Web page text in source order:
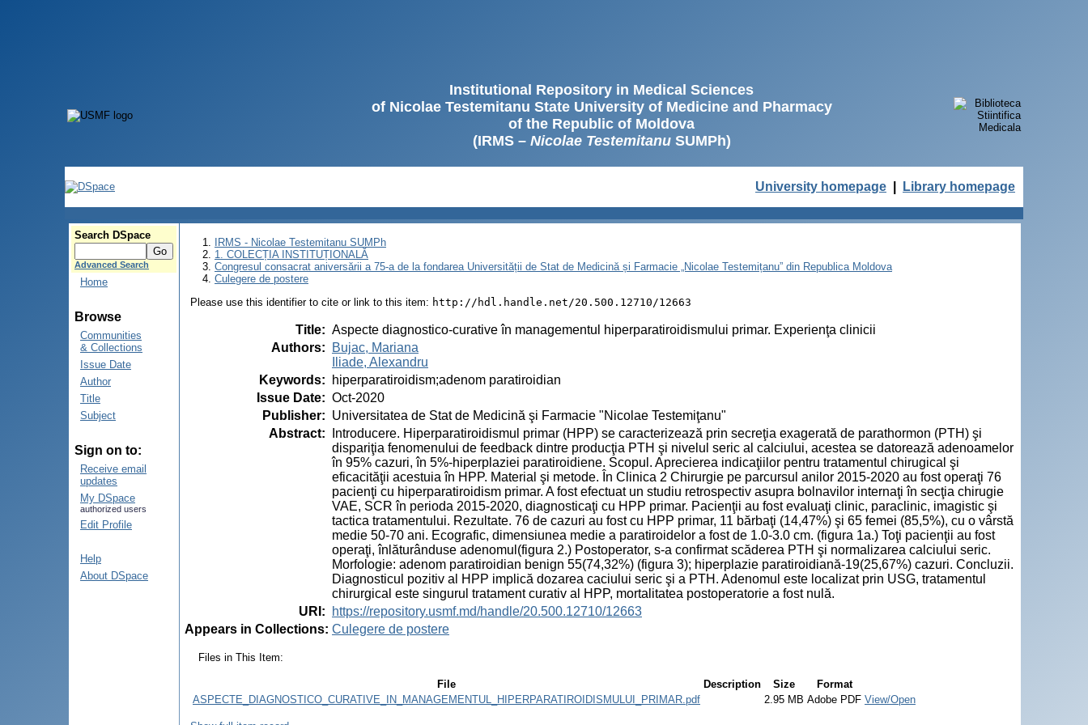
Institutional Repository in Medical Sciences
of Nicolae Testemitanu State University of Medicine and Pharmacy
of the Republic of Moldova
(IRMS – Nicolae TestemitanuSUMPh)
University homepage Library homepage
Search DSpace
Advanced Search
Home
Browse
Communities
& Collections
Issue Date
Author
Title
Subject
Sign on to:
Receive email
updates
My DSpace
authorized users
Edit Profile
Help
About DSpace
IRMS - Nicolae Testemitanu SUMPh
1. COLECȚIA INSTITUȚIONALĂ
Congresul consacrat aniversării a 75-a de la fondarea Universității de Stat de Medicină și Farmacie „Nicolae Testemițanu” din Republica Moldova
Culegere de postere
Please use this identifier to cite or link to this item: http://hdl.handle.net/20.500.12710/12663
Title: Aspecte diagnostico-curative în managementul hiperparatiroidismului primar. Experienţa clinicii
Authors:
Bujac, Mariana
Iliade, Alexandru
Keywords:
hiperparatiroidism;adenom paratiroidian
Issue Date: Oct-2020
Publisher: Universitatea de Stat de Medicină şi Farmacie "Nicolae Testemiţanu"
Abstract:
Introducere. Hiperparatiroidismul primar (HPP) se caracterizează prin secreţia exagerată de parathormon (PTH) şi
dispariţia fenomenului de feedback dintre producţia PTH şi nivelul seric al calciului, acestea se datorează adenoamelor
în 95% cazuri, în 5%-hiperplaziei paratiroidiene. Scopul. Aprecierea indicaţiilor pentru tratamentul chirugical şi
eficacităţii acestuia în HPP. Material şi metode. În Clinica 2 Chirurgie pe parcursul anilor 2015-2020 au fost operaţi 76
pacienţi cu hiperparatiroidism primar. A fost efectuat un studiu retrospectiv asupra bolnavilor internaţi în secţia chirugie
VAE, SCR în perioda 2015-2020, diagnosticaţi cu HPP primar. Pacienţii au fost evaluaţi clinic, paraclinic, imagistic şi
tactica tratamentului. Rezultate. 76 de cazuri au fost cu HPP primar, 11 bărbaţi (14,47%) şi 65 femei (85,5%), cu o vârstă
medie 50-70 ani. Ecografic, dimensiunea medie a paratiroidelor a fost de 1.0-3.0 cm. (figura 1a.) Toţi pacienţii au fost
operaţi, înlăturânduse adenomul(figura 2.) Postoperator, s-a confirmat scăderea PTH şi normalizarea calciului seric.
Morfologie: adenom paratiroidian benign 55(74,32%) (figura 3); hiperplazie paratiroidiană-19(25,67%) cazuri. Concluzii.
Diagnosticul pozitiv al HPP implică dozarea caciului seric şi a PTH. Adenomul este localizat prin USG, tratamentul
chirurgical este singurul tratament curativ al HPP, mortalitatea postoperatorie a fost nulă.
URI :
https://repository.usmf.md/handle/20.500.12710/12663
Appears in Collections: Culegere de postere
Files in This Item:
File Description Size
Format
ASPECTE_DIAGNOSTICO_CURATIVE_IN_MANAGEMENTUL_HIPERPARATIROIDISMULUI_PRIMAR.pdf
2.95 MB Adobe PDF View/Open